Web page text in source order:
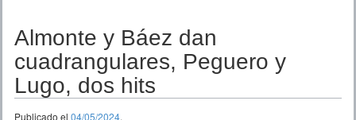
TEMPORADAS
Almonte y Báez dan
cuadrangulares, Peguero y
Lugo, dos hits
Publicado el 04/05/2024.